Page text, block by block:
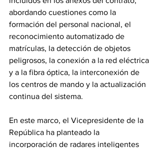
abordando cuestiones como la
formación del personal nacional, el
reconocimiento automatizado de
matrículas, la detección de objetos
peligrosos, la conexión a la red eléctrica
y a la fibra óptica, la interconexión de
los centros de mando y la actualización
continua del sistema.
En este marco, el Vicepresidente de la
República ha planteado la
incorporación de radares inteligentes